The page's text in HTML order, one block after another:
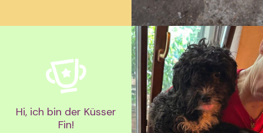
Hi, ich bin der Küsser
Fin!